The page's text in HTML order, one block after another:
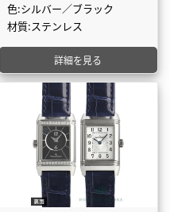
色:シルバー／ブラック
材質:ステンレス
詳細を見る